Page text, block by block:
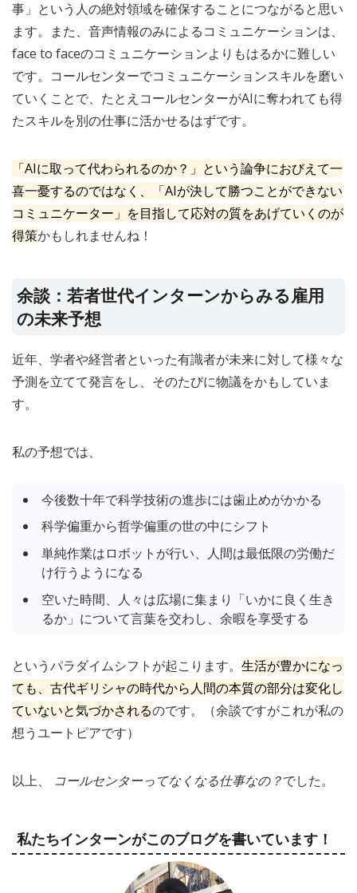
事」という人の絶対領域を確保することにつながると思い
ます。また、音声情報のみによるコミュニケーションは、
face to faceのコミュニケーションよりもはるかに難しい
です。コールセンターでコミュニケーションスキルを磨い
ていくことで、たとえコールセンターがAIに奪われても得
たスキルを別の仕事に活かせるはずです。
「AIに取って代わられるのか？」という論争におびえて一
喜一憂するのではなく、「AIが決して勝つことができない
コミュニケーター」を目指して応対の質をあげていくのが
得策かもしれませんね！
余談：若者世代インターンからみる雇用
の未来予想
近年、学者や経営者といった有識者が未来に対して様々な
予測を立てて発言をし、そのたびに物議をかもしていま
す。
私の予想では、
今後数十年で科学技術の進歩には歯止めがかかる
科学偏重から哲学偏重の世の中にシフト
単純作業はロボットが行い、人間は最低限の労働だ
け行うようになる
空いた時間、人々は広場に集まり「いかに良く生き
るか」について言葉を交わし、余暇を享受する
というパラダイムシフトが起こります。 生活が豊かになっ
ても、古代ギリシャの時代から人間の本質の部分は変化し
ていないと気づかされるのです。（余談ですがこれが私の
想うユートピアです）
以上、 コールセンターってなくなる仕事なの？でした。
私たちインターンがこのブログを書いています！